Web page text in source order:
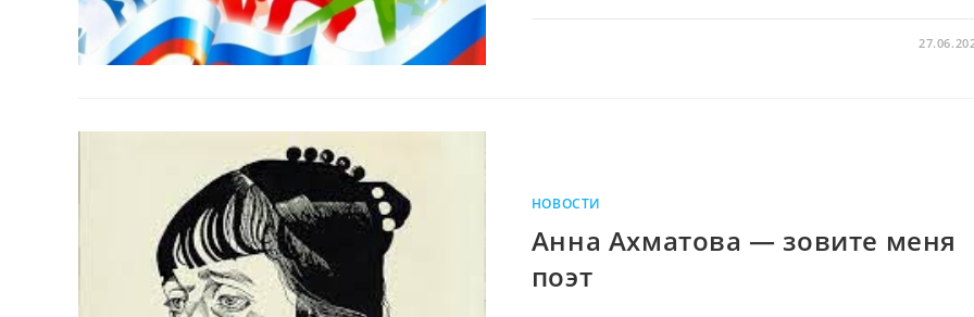
НОВОСТИ
Анна Ахматова — зовите меня
поэт